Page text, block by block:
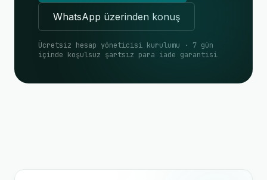
WhatsApp üzerinden konuş
Ücretsiz hesap yöneticisi kurulumu · 7 gün
içinde koşulsuz şartsız para iade garantisi